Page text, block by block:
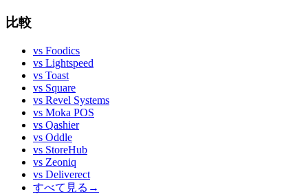
比較
vs Foodics
vs Lightspeed
vs Toast
vs Square
vs Revel Systems
vs Moka POS
vs Qashier
vs Oddle
vs StoreHub
vs Zeoniq
vs Deliverect
すべて見る →